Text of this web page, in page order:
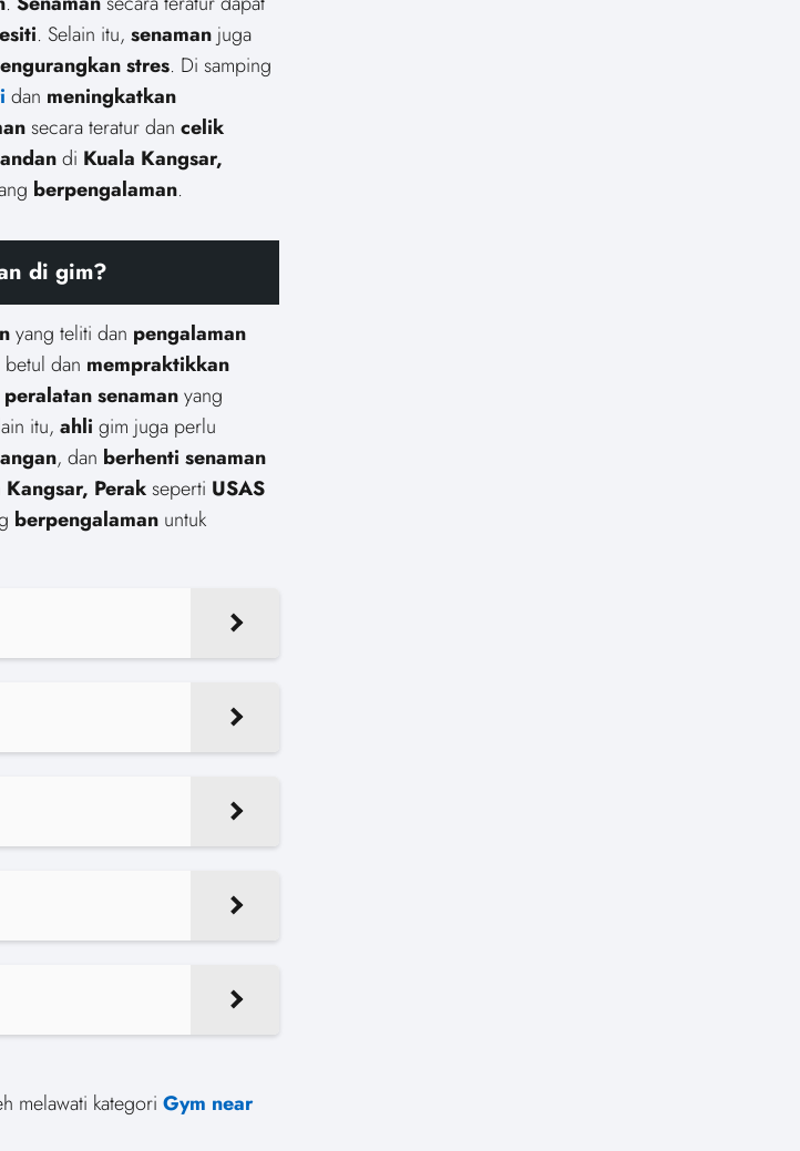
. Selain itu, senaman juga
stres. Di samping
dan meningkatkan
secara teratur dan celik
di Kuala Kangsar,
berpengalaman.
di gim?
yang teliti dan pengalaman
betul dan mempraktikkan
peralatan senamanyang
itu, ahli gim juga perlu
, dan berhenti senaman
Perakseperti USAS
berpengalaman untuk
melawati kategori Gym near